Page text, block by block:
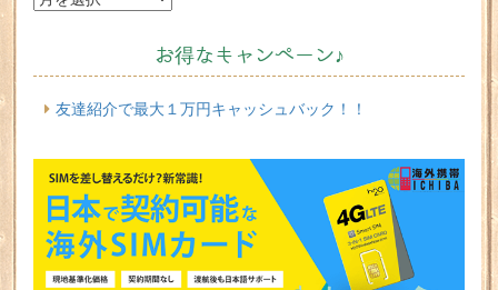
お得なキャンペーン♪
友達紹介で最大１万円キャッシュバック！！